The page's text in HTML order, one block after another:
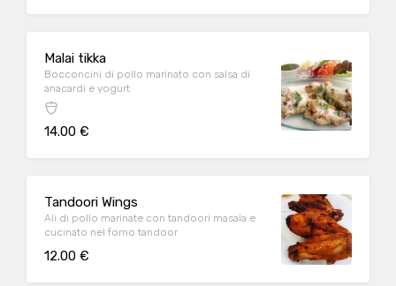
Malai tikka
Bocconcini di pollo marinato con salsa di
anacardi e yogurt
14.00 €
Tandoori Wings
Ali di pollo marinate con tandoori masala e
cucinato nel forno tandoor
12.00 €